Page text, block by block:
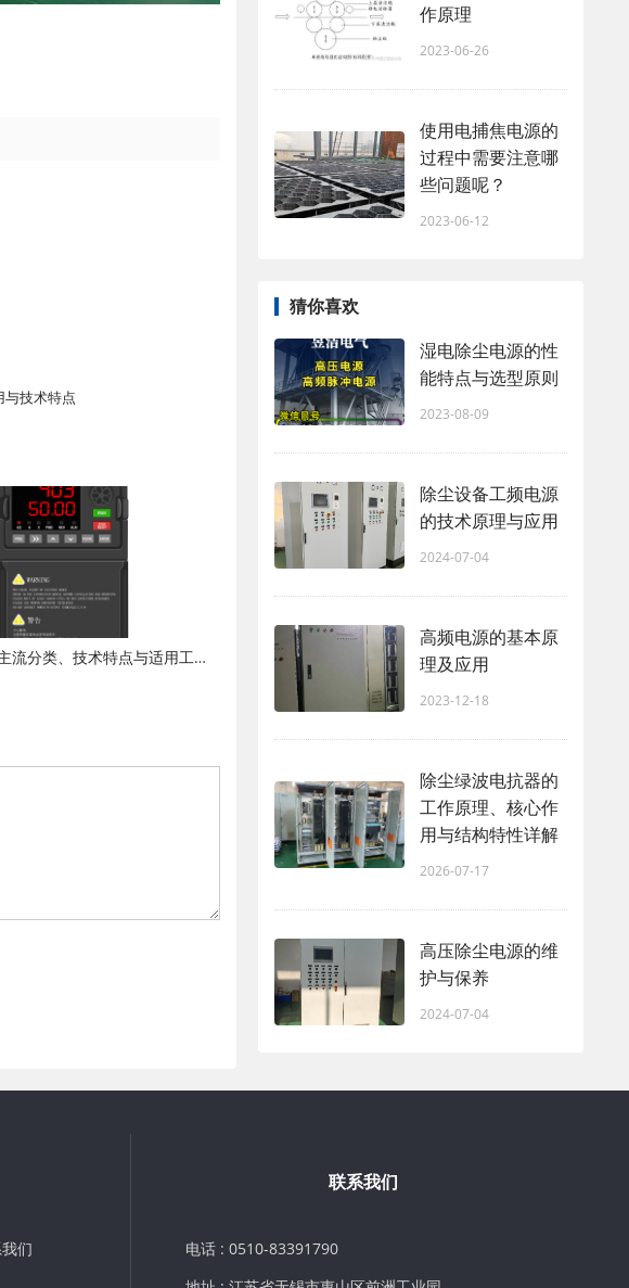
技术特点
静电除尘电源主流分类、技术特点与适用工况全面对比
作原理
2023-06-26
使用电捕焦电源的
过程中需要注意哪
些问题呢？
2023-06-12
猜你喜欢
湿电除尘电源的性
能特点与选型原则
2023-08-09
除尘设备工频电源
的技术原理与应用
2024-07-04
高频电源的基本原
理及应用
2023-12-18
除尘绿波电抗器的
工作原理、核心作
用与结构特性详解
2026-07-17
高压除尘电源的维
护与保养
2024-07-04
们
联系我们
电话 : 0510-83391790